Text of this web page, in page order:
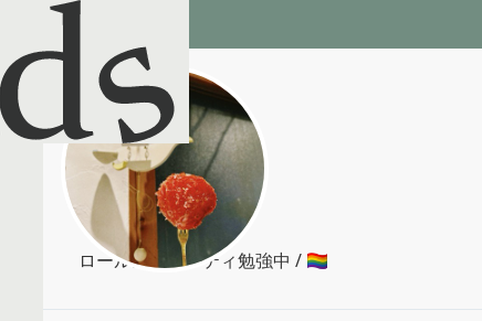
y
@
yiiiyiiiy3
ロールズ、ローティ勉強中 / 🏳️‍🌈